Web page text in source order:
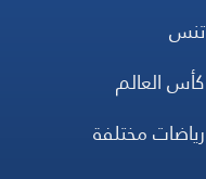
تنس
كأس العالم
رياضات مختلفة